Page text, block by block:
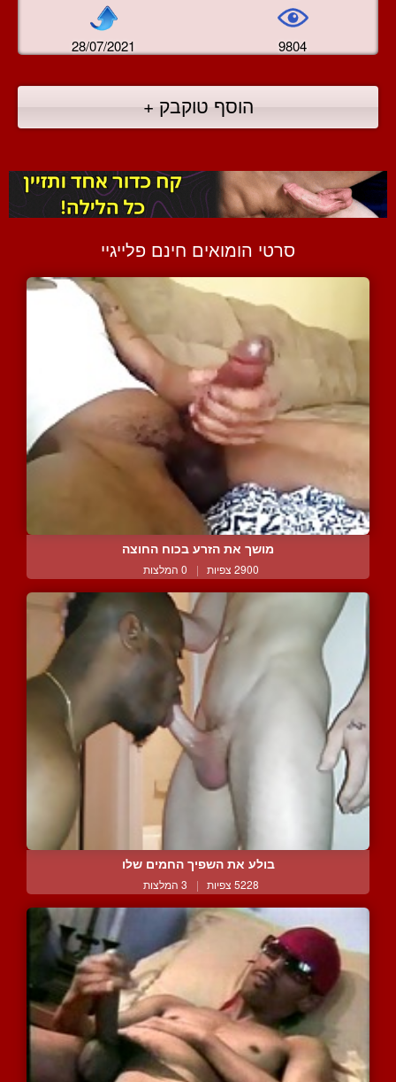
28/07/2021 9804
הוסף טוקבק +
סרטי הומואים חינם פלייגיי
מושך את הזרע בכוח החוצה
2900 צפיות | 0 המלצות
בולע את השפיך החמים שלו
5228 צפיות | 3 המלצות